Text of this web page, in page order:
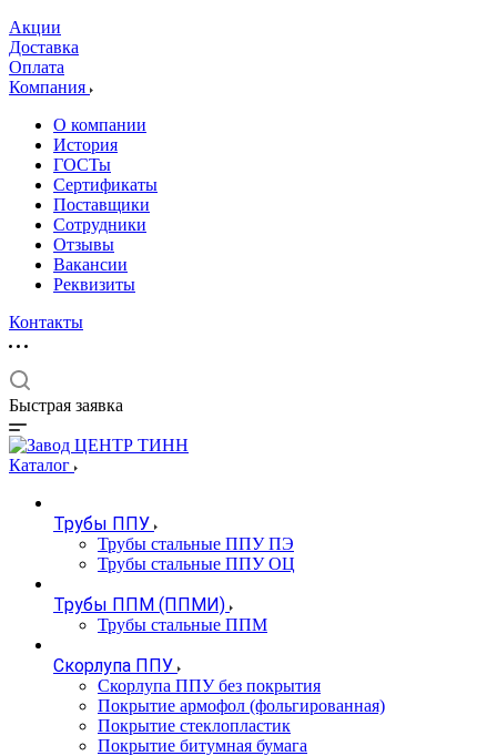
Акции
Доставка
Оплата
Компания
О компании
История
ГОСТы
Сертификаты
Поставщики
Сотрудники
Отзывы
Вакансии
Реквизиты
Контакты
Быстрая заявка
Каталог
Трубы ППУ
Трубы стальные ППУ ПЭ
Трубы стальные ППУ ОЦ
Трубы ППМ (ППМИ)
Трубы стальные ППМ
Скорлупа ППУ
Скорлупа ППУ без покрытия
Покрытие армофол (фольгированная)
Покрытие стеклопластик
Покрытие битумная бумага